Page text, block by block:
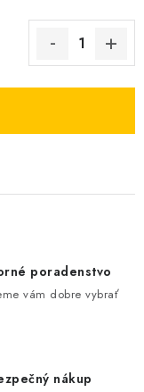
poradenstvo
vám dobre vybrať
nákup